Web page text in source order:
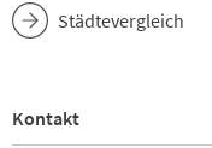
Städtevergleich
Kontakt